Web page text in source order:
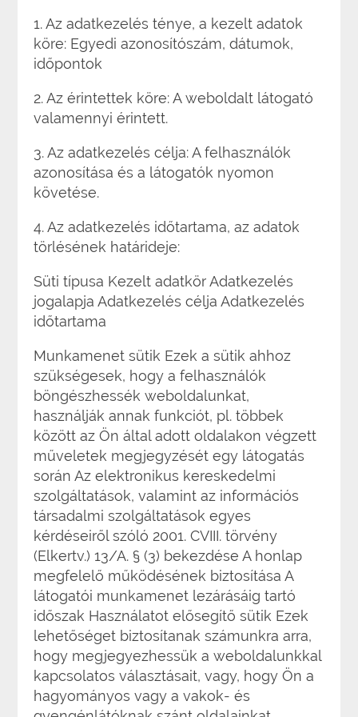
1. Az adatkezelés ténye, a kezelt adatok
köre: Egyedi azonosítószám, dátumok,
időpontok
2. Az érintettek köre: A weboldalt látogató
valamennyi érintett.
3. Az adatkezelés célja: A felhasználók
azonosítása és a látogatók nyomon
követése.
4. Az adatkezelés időtartama, az adatok
törlésének határideje:
Süti típusa Kezelt adatkör Adatkezelés
jogalapja Adatkezelés célja Adatkezelés
időtartama
Munkamenet sütik Ezek a sütik ahhoz
szükségesek, hogy a felhasználók
böngészhessék weboldalunkat,
használják annak funkciót, pl. többek
között az Ön által adott oldalakon végzett
műveletek megjegyzését egy látogatás
során Az elektronikus kereskedelmi
szolgáltatások, valamint az információs
társadalmi szolgáltatások egyes
kérdéseiről szóló 2001. CVIII. törvény
(Elkertv.) 13/A. § (3) bekezdése A honlap
megfelelő működésének biztosítása A
látogatói munkamenet lezárásáig tartó
időszak Használatot elősegítő sütik Ezek
lehetőséget biztosítanak számunkra arra,
hogy megjegyezhessük a weboldalunkkal
kapcsolatos választásait, vagy, hogy Ön a
hagyományos vagy a vakok- és